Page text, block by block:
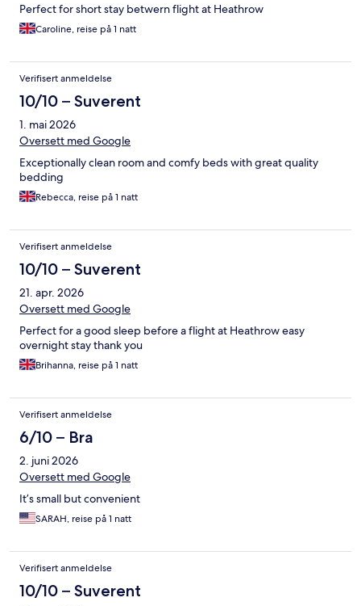
Perfect for short stay betwern flight at Heathrow
Caroline, reise på 1 natt
Verifisert anmeldelse
10/10 – Suverent
1. mai 2026
Oversett med Google
Exceptionally clean room and comfy beds with great quality
bedding
Rebecca, reise på 1 natt
Verifisert anmeldelse
10/10 – Suverent
21. apr. 2026
Oversett med Google
Perfect for a good sleep before a flight at Heathrow easy
overnight stay thank you
Brihanna, reise på 1 natt
Verifisert anmeldelse
6/10 – Bra
2. juni 2026
Oversett med Google
It’s small but convenient
SARAH, reise på 1 natt
Verifisert anmeldelse
10/10 – Suverent